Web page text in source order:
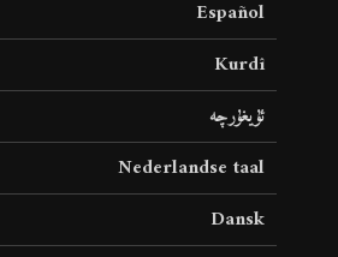
Español
Kurdî
ئۇيغۇرچە
Nederlandse taal
Dansk